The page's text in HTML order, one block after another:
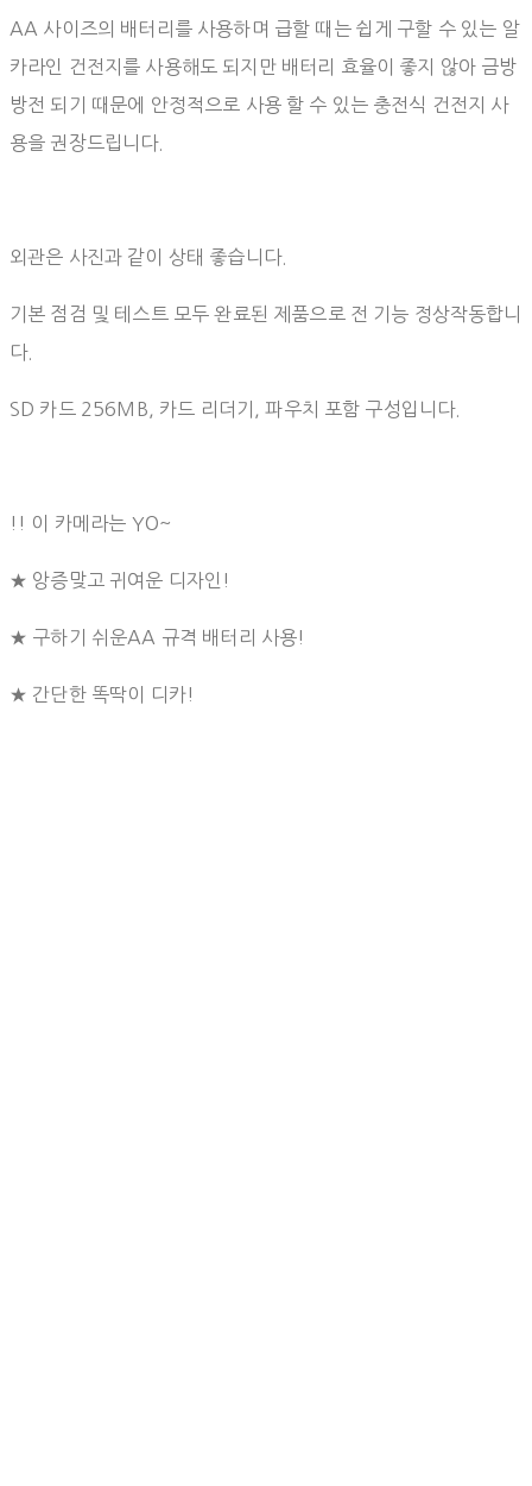
AA 사이즈의 배터리를 사용하며 급할 때는 쉽게 구할 수 있는 알
카라인 건전지를 사용해도 되지만 배터리 효율이 좋지 않아 금방
방전 되기 때문에 안정적으로 사용 할 수 있는 충전식 건전지 사
용을 권장드립니다.⠀
외관은 사진과 같이 상태 좋습니다.
기본 점검 및 테스트 모두 완료된 제품으로 전 기능 정상작동합니
다.
SD 카드 256MB, 카드 리더기, 파우치 포함 구성입니다.
!! 이 카메라는 YO~
★ 앙증맞고 귀여운 디자인!
★ 구하기 쉬운AA 규격 배터리 사용!
★ 간단한 똑딱이 디카!⠀